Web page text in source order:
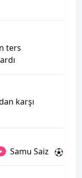
ters
karşı
Samu Saiz